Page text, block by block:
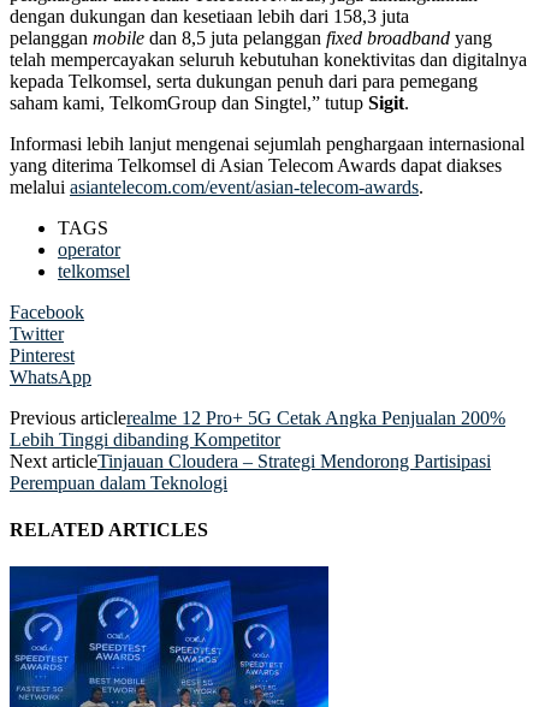
dengan dukungan dan kesetiaan lebih dari 158,3 juta
pelanggan mobile dan 8,5 juta pelanggan fixed broadband yang
telah mempercayakan seluruh kebutuhan konektivitas dan digitalnya
kepada Telkomsel, serta dukungan penuh dari para pemegang
saham kami, TelkomGroup dan Singtel,” tutup Sigit.
Informasi lebih lanjut mengenai sejumlah penghargaan internasional
yang diterima Telkomsel di Asian Telecom Awards dapat diakses
melalui asiantelecom.com/event/asian-telecom-awards.
TAGS
operator
telkomsel
Facebook
Twitter
Pinterest
WhatsApp
Previous articlerealme 12 Pro+ 5G Cetak Angka Penjualan 200%
Lebih Tinggi dibanding Kompetitor
Next articleTinjauan Cloudera – Strategi Mendorong Partisipasi
Perempuan dalam Teknologi
RELATED ARTICLES